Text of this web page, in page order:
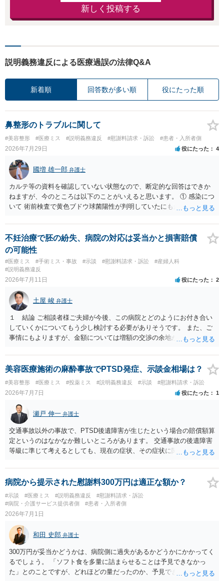
新しく投稿する
説明義務違反による医療過誤の法律Q&A
新着順 回答数が多い順 役にたった順
鼻整形のトラブルに関して
#美容整形 #医療ミス #説明義務違反 #慰謝料請求・訴訟 #患者・入所者側
2026年7月29日 役にたった 4
國増 雄一郎 弁護士
カルテ等の資料を確認していない状態なので、断定的な回答はできか
ねますが、今のところは以下のことがいえると思います。 ① 感染につ
いて 術前検査で黄色ブドウ球菌陽性が判明していたにもかかわらず、
的な医療水準に照らして相当でないと判断された場合には、相手方の
過失が認められる可能性があります。 当時の標準的な医療水準につい
ては、リサーチの必要性があると思います。 ② 肋軟骨採取について
仮に左右でリスクが著しくことなるという事実が立証できるのであれ
ば、それに関する説明や選択の機会が与えられなかったことは、説明
義務違反にあたり、慰謝料が請求できる可能性があります。 ③ 鼻孔縁
と、それを相手方が勝手に取りやめた事実を立証できれば、債務不履
行責任を追及できる可能性があります。 また術中の変更可能性に関す
る事前の説明がなされていないのであれば、説明義務違反にあたり、
これについても損害賠償請求できる可能性があります。 詳しくは、術
前説明書や同意書の内容を精査する必要があります。 なお、請求書に
緑挙上が含まれる合意がある事実を推認させる事実になると思われま
す。 ④当初の手術費用の返金や、他院での修正手術費用についても補
償を求めることが可能かについて 上記①〜③で記載された相手方の過
失又は債務不履行（他に過失又は債務不履行がある場合はそれも含
む）が認定され、それらと損害（当初の手術費用や他院での修正手術
費用）との間に相当因果関係が認められる場合は、補償を求めること
は可能です。 以上です。 何かあればご連絡ください。
不妊治療で胚の紛失、病院の対応は妥当かと損害賠償
の可能性
#医療ミス #手術ミス・事故 #示談 #慰謝料請求・訴訟
#産婦人科
#説明義務違反
2026年7月11日 役にたった 2
土屋 峻 弁護士
１ 結論 ご相談者様ご夫婦が今後、この病院とどのようにお付き合い
していくかについてもう少し検討する必要がありそうです。 また、ご
事情にもよりますが、金額については増額の交渉の余地がありそうで
への不信感や失望のお気持ちがあろうかと存じます。他方で、「今後
の採卵・培養・凍結工程で、今回関わった培養士を自分たちの治療に
関与させないよう求める」ご意向があるのであれば、今後この病院で
の不妊治療を継続するお考えがあるように思われます。仮に、今後も
この病院での不妊治療を継続するのであれば、解決の方法として訴訟
は選択しづらく、交渉ベースでの解決が望ましいでしょう。 その上
で、病院の提案内容を検討すると、約５万３千円の内訳は、６個分の
培養・凍結費用の保険負担分とのことですから、今回失われた胚盤胞
のみならず、維持されている５個分の胚盤胞についても病院負担とし
ており、この点は病院の譲歩部分と評価できるでしょう（診療報酬点
数K917参照）。 他方で、４ＢＡというグレードが高い胚盤胞の移植が
叶わなくなったことについては、慰謝料を主張したいところです。こ
の点、ご相談者様ご夫婦、特に奥様のご年齢は、主張内容に影響を及
ぼす要因となるでしょう。すなわち、加齢による妊孕性の低下や治療
開始時43歳未満という保険適用の制約からすれば、ご年齢が高ければ
（一つの基準としては40歳、43歳でしょうか）、グレード４ＢＡの胚
盤胞を移植することができなかったことについての精神的苦痛の程度
がより大きくなると評価できるからです。 このように見積もられる慰
謝料の金額が病院の譲歩部分よりも少ない、とはなかなかいえないで
しょう。そうすると、金額については増額が見込まれるます。 以上述
べましたが、不妊治療における通院頻度、通院のタイミングの限定性
や診察、侵襲等の身体への負荷等の様々な負担は、相当程度女性側の
方が高いでしょう。奥様が（文面からご相談者様はご主人様と拝察し
美容医療施術の麻酔事故でPTSD発症、示談金相場は？
#美容整形 #医療ミス #投薬ミス #説明義務違反 #示談 #慰謝料請求・訴訟
2026年7月7日 役にたった 1
瀬戸 伸一 弁護士
交通事故以外の事故で、PTSD後遺障害が生じたという場合の賠償額算
定というのはなかなか難しいところがあります。 交通事故の後遺障害
等級に準じて考えるとしても、現在の症状、その症状に関する医療記
ず、あっても、一定の検討をしないと算定は難しいと思いますので、
一般的には無料相談で確度の高い回答は得られないと思われます。 現
在の提案額で不満という場合、一般的には弁護士に依頼をして訴訟と
いう手続きをとったほうが、時間と手間はかかりますが、賠償額は多
くなる傾向にありますので、お近くの弁護士に依頼をするとよいと思
病院から提示された慰謝料300万円は適正な額か？
#示談 #医療ミス #説明義務違反
#慰謝料請求・訴訟
#病院・介護サービス提供者側
#患者・入所者側
2026年7月1日
和田 史郎 弁護士
300万円が妥当かどうかは、病院側に過失があるかどうかにかかってく
るでしょう。 「ソフト食を多量に詰まらせることは予見できなかっ
た」とのことですが、どれほどの量だったのか、予見できなかったこ